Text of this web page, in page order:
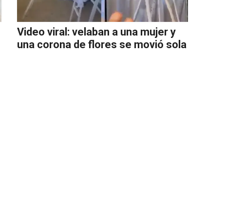
Video viral: velaban a una mujer y
una corona de flores se movió sola